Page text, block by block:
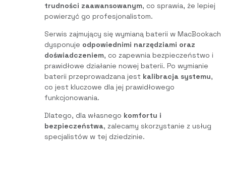
trudności zaawansowanym, co sprawia, że lepiej
powierzyć go profesjonalistom.
Serwis zajmujący się wymianą baterii w MacBookach
dysponuje odpowiednimi narzędziami oraz
doświadczeniem, co zapewnia bezpieczeństwo i
prawidłowe działanie nowej baterii. Po wymianie
baterii przeprowadzana jest kalibracja systemu,
co jest kluczowe dla jej prawidłowego
funkcjonowania.
Dlatego, dla własnego komfortu i
bezpieczeństwa, zalecamy skorzystanie z usług
specjalistów w tej dziedzinie.